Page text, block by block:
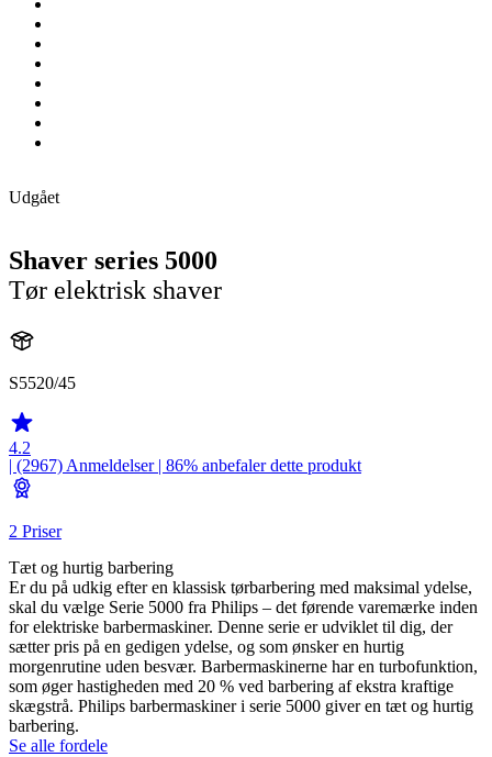
Udgået
Shaver series 5000
Tør elektrisk shaver
S5520/45
4.2
| (2967) Anmeldelser| 86% anbefaler dette produkt
2 Priser
Tæt og hurtig barbering
Er du på udkig efter en klassisk tørbarbering med maksimal ydelse,
skal du vælge Serie 5000 fra Philips – det førende varemærke inden
for elektriske barbermaskiner. Denne serie er udviklet til dig, der
sætter pris på en gedigen ydelse, og som ønsker en hurtig
morgenrutine uden besvær. Barbermaskinerne har en turbofunktion,
som øger hastigheden med 20 % ved barbering af ekstra kraftige
skægstrå. Philips barbermaskiner i serie 5000 giver en tæt og hurtig
barbering.
Se alle fordele